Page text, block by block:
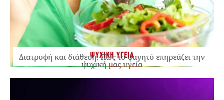
ΨΥΧΙΚΗ ΥΓΕΙΑ
Διατροφή και διάθεση: Πώς το φαγητό επηρεάζει την
ψυχική μας υγεία